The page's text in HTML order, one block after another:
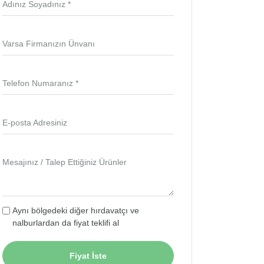
Adınız Soyadınız *
Varsa Firmanızın Ünvanı
Telefon Numaranız *
E-posta Adresiniz
Mesajınız / Talep Ettiğiniz Ürünler
Aynı bölgedeki diğer hırdavatçı ve
nalburlardan da fiyat teklifi al
Fiyat İste